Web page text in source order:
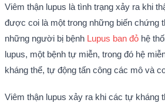
Viêm thận lupus là tình trạng xảy ra khi
được coi là một trong những biến chứng
những người bị bệnh Lupus ban đỏ hệ
lupus, một bệnh tự miễn, trong đó hệ
kháng thể, tự động tấn công các mô và
Viêm thận lupus xảy ra khi các tự kháng